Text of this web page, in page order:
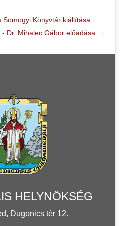
Somogyi Könyvtár kiállítása
- Dr. Mihalec Gábor előadása →
HELYNÖKSÉG
Dugonics tér 12.